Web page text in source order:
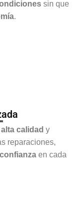
sin que
.
alta calidad y
reparaciones,
confianza en cada